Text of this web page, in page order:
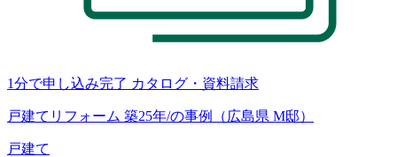
1分で申し込み完了 カタログ・資料請求
戸建てリフォーム 築25年/の事例（広島県 M邸）
戸建て